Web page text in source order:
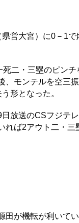
営大宮）に0－1
二・三塁のピン
、モンテルを空三
形となった。
放送のCSフジテ
れば2アウト二・
が機転が利いて